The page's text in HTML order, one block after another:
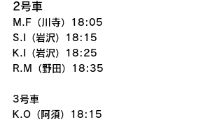
2号車
M.F（川寺）18:05
S.I（岩沢）18:15
K.I（岩沢）18:25
R.M（野田）18:35
3号車
K.O（阿須）18:15